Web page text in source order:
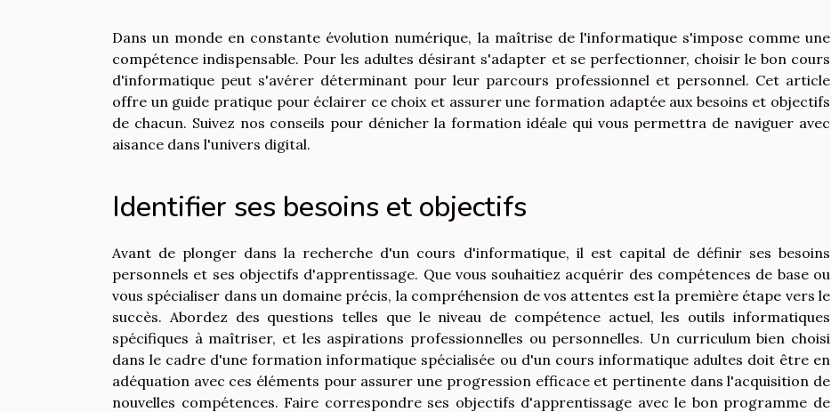
Dans un monde en constante évolution numérique, la maîtrise de l'informatique s'impose comme une
compétence indispensable. Pour les adultes désirant s'adapter et se perfectionner, choisir le bon cours
d'informatique peut s'avérer déterminant pour leur parcours professionnel et personnel. Cet article
offre un guide pratique pour éclairer ce choix et assurer une formation adaptée aux besoins et objectifs
de chacun. Suivez nos conseils pour dénicher la formation idéale qui vous permettra de naviguer avec
aisance dans l'univers digital.
Identifier ses besoins et objectifs
Avant de plonger dans la recherche d'un cours d'informatique, il est capital de définir ses besoins
personnels et ses objectifs d'apprentissage. Que vous souhaitiez acquérir des compétences de base ou
vous spécialiser dans un domaine précis, la compréhension de vos attentes est la première étape vers le
succès. Abordez des questions telles que le niveau de compétence actuel, les outils informatiques
spécifiques à maîtriser, et les aspirations professionnelles ou personnelles. Un curriculum bien choisi
dans le cadre d'une formation informatique spécialisée ou d'un cours informatique adultes doit être en
adéquation avec ces éléments pour assurer une progression efficace et pertinente dans l'acquisition de
nouvelles compétences. Faire correspondre ses objectifs d'apprentissage avec le bon programme de